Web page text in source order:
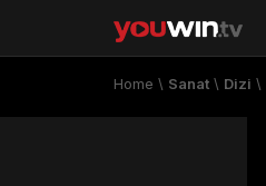
Home \ Sanat \ Dizi \